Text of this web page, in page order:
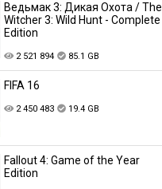
Ведьмак 3: Дикая Охота / The
Witcher 3: Wild Hunt - Complete
Edition
2 521 894 85.1 GB
FIFA 16
2 450 483 19.4 GB
Fallout 4: Game of the Year
Edition